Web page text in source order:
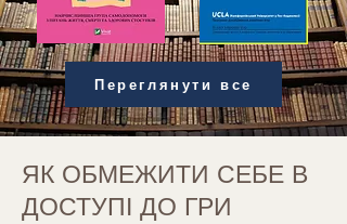
Переглянути все
ЯК ОБМЕЖИТИ СЕБЕ В
ДОСТУПІ ДО ГРИ